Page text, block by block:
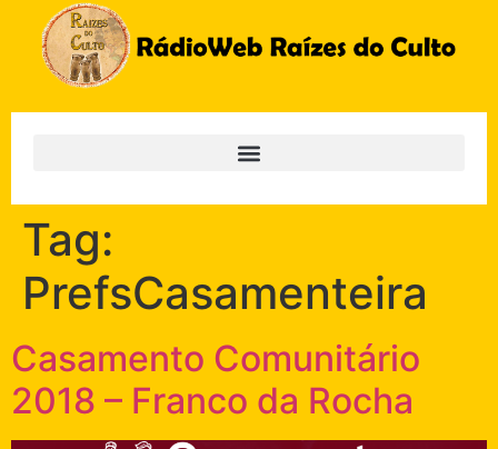
Tag:
PrefsCasamenteira
Casamento Comunitário
2018 – Franco da Rocha